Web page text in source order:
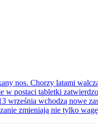
nos. Chorzy latami
w postaci tabletki
września wchodzą nowe
zmieniają nie tylko